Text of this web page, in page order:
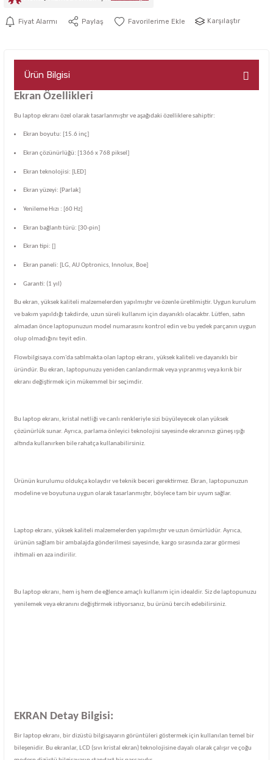
Fiyat Alarmı Paylaş Karşılaştır
Ürün Bilgisi
Ekran Özellikleri
Bu laptop ekranı özel olarak tasarlanmıştır ve aşağıdaki özelliklere sahiptir:
Ekran boyutu: [15.6 inç]
Ekran çözünürlüğü: [1366 x 768 piksel]
Ekran teknolojisi: [LED]
Ekran yüzeyi: [Parlak]
Yenileme Hızı : [60 Hz]
Ekran bağlantı türü: [30-pin]
Ekran tipi: []
Ekran paneli: [LG, AU Optronics, Innolux, Boe]
Garanti: (1 yıl)
Bu ekran, yüksek kaliteli malzemelerden yapılmıştır ve özenle üretilmiştir. Uygun kurulum
ve bakım yapıldığı takdirde, uzun süreli kullanım için dayanıklı olacaktır. Lütfen, satın
almadan önce laptopunuzun model numarasını kontrol edin ve bu yedek parçanın uygun
olup olmadığını teyit edin.
Flowbilgisaya.com'da satılmakta olan laptop ekranı, yüksek kaliteli ve dayanıklı bir
üründür. Bu ekran, laptopunuzu yeniden canlandırmak veya yıpranmış veya kırık bir
ekranı değiştirmek için mükemmel bir seçimdir.
Bu laptop ekranı, kristal netliği ve canlı renkleriyle sizi büyüleyecek olan yüksek
çözünürlük sunar. Ayrıca, parlama önleyici teknolojisi sayesinde ekranınızı güneş ışığı
altında kullanırken bile rahatça kullanabilirsiniz.
Ürünün kurulumu oldukça kolaydır ve teknik beceri gerektirmez. Ekran, laptopunuzun
modeline ve boyutuna uygun olarak tasarlanmıştır, böylece tam bir uyum sağlar.
Laptop ekranı, yüksek kaliteli malzemelerden yapılmıştır ve uzun ömürlüdür. Ayrıca,
ürünün sağlam bir ambalajda gönderilmesi sayesinde, kargo sırasında zarar görmesi
ihtimali en aza indirilir.
Bu laptop ekranı, hem iş hem de eğlence amaçlı kullanım için idealdir. Siz de laptopunuzu
yenilemek veya ekranını değiştirmek istiyorsanız, bu ürünü tercih edebilirsiniz.
EKRAN Detay Bilgisi:
Bir laptop ekranı, bir dizüstü bilgisayarın görüntüleri göstermek için kullanılan temel bir
bileşenidir. Bu ekranlar, LCD (sıvı kristal ekran) teknolojisine dayalı olarak çalışır ve çoğu